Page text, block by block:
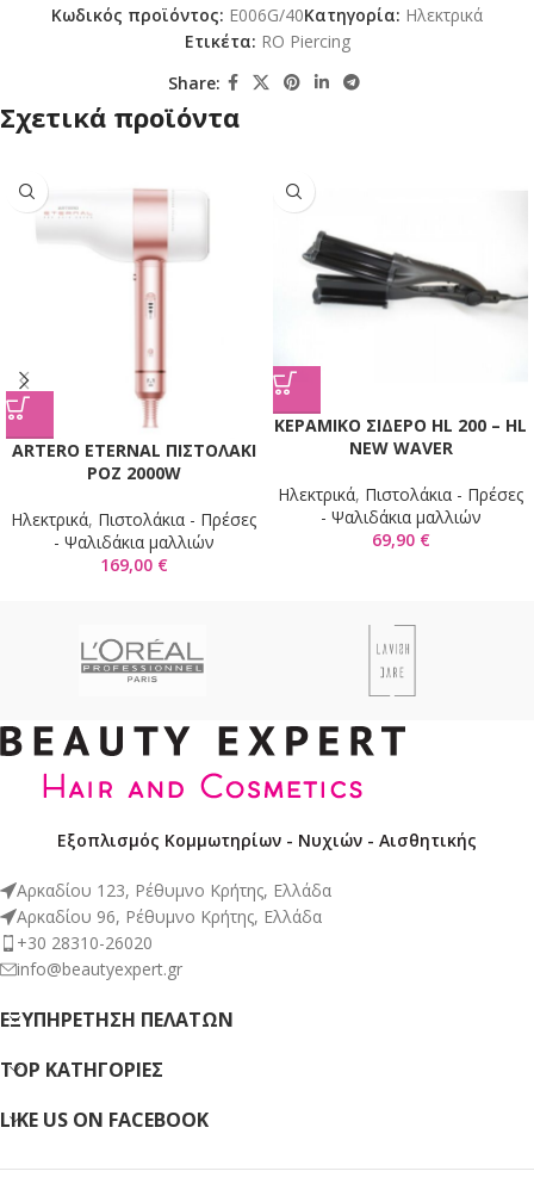
Κωδικός προϊόντος: E006G/40Κατηγορία: Ηλεκτρικά
Ετικέτα: RO Piercing
Share:
Σχετικά προϊόντα
ARTERO ETERNAL ΠΙΣΤΟΛΑΚΙ
ΡΟΖ 2000W
Ηλεκτρικά, Πιστολάκια - Πρέσες
- Ψαλιδάκια μαλλιών
169,00 €
KΕΡΑΜΙΚΟ ΣΙΔΕΡΟ HL 200 – HL
NEW WAVER
Ηλεκτρικά, Πιστολάκια - Πρέσες
- Ψαλιδάκια μαλλιών
69,90 €
Εξοπλισμός Κομμωτηρίων - Νυχιών - Αισθητικής
Αρκαδίου 123, Ρέθυμνο Κρήτης, Ελλάδα
Αρκαδίου 96, Ρέθυμνο Κρήτης, Ελλάδα
+30 28310-26020
info@beautyexpert.gr
ΕΞΥΠΗΡΈΤΗΣΗ ΠΕΛΑΤΏΝ
TOP ΚΑΤΗΓΟΡΙΕΣ
LIKE US ON FACEBOOK